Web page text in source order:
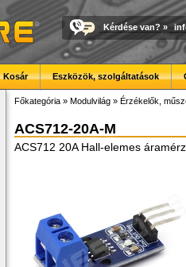
Kérdése van? »
Kosár Eszközök, szolgáltatások
Főkategória » Modulvilág » Érzékelők,
ACS712-20A-M
ACS712 20A Hall-elemes